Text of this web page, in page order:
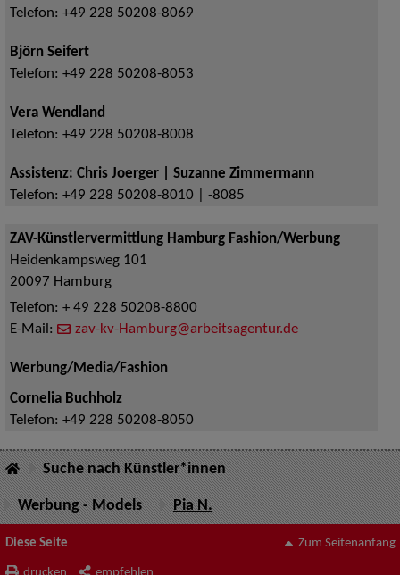
Telefon: +49 228 50208-8069
Björn Seifert
Telefon: +49 228 50208-8053
Vera Wendland
Telefon: +49 228 50208-8008
Assistenz: Chris Joerger | Suzanne Zimmermann
Telefon: +49 228 50208-8010 | -8085
ZAV-Künstlervermittlung Hamburg Fashion/Werbung
Heidenkampsweg 101
20097 Hamburg
Telefon: + 49 228 50208-8800
E-Mail:
zav-kv-Hamburg@arbeitsagentur.de
Werbung/Media/Fashion
Cornelia Buchholz
Telefon: +49 228 50208-8050
Suche nach Künstler*innen
Werbung - Models Pia N.
Diese Seite Zum Seitenanfang